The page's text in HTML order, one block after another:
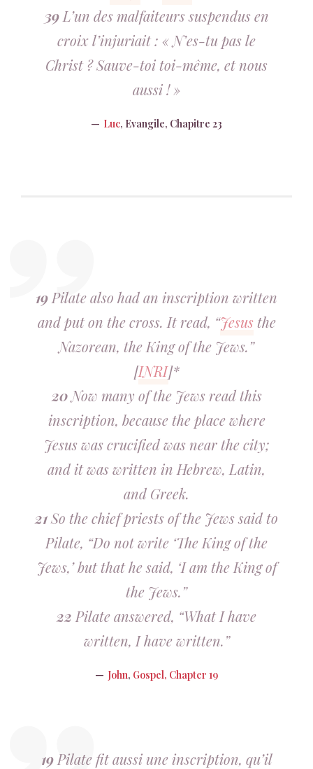
39L’un des malfaiteurs suspendus en
croix l’injuriait : « N’es-tu pas le
Christ ? Sauve-toi toi-même, et nous
aussi ! »
Luc, Evangile, Chapitre 23
19 Pilate also had an inscription written
and put on the cross. It read, “Jesusthe
Nazorean, the King of the Jews.”
[INRI]*
20Now many of the Jews read this
inscription, because the place where
Jesus was crucified was near the city;
and it was written in Hebrew, Latin,
and Greek.
21So the chief priests of the Jews said to
Pilate, “Do not write ‘The King of the
Jews,’ but that he said, ‘I am the King of
the Jews.”
22 Pilate answered, “What I have
written, I have written.”
John, Gospel, Chapter 19
19 Pilate fit aussi une inscription, qu’il